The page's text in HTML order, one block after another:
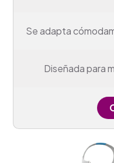
Se adapta
Diseñada para